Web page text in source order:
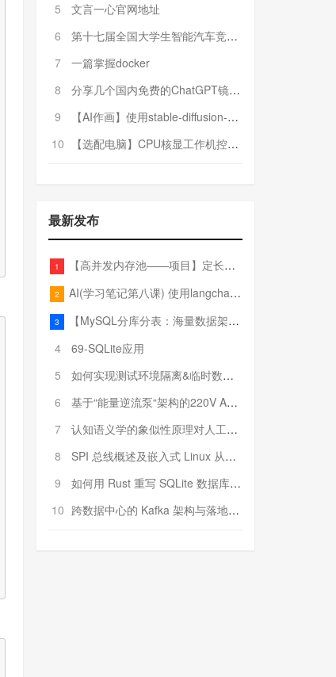
5
文言一心官网地址
6
第十七届全国大学生智能汽车竞赛全国总决赛参赛队伍奖项公告
7
一篇掌握docker
8
分享几个国内免费的ChatGPT镜像网址(亲测有效-4月25日更新)
9
【AI作画】使用stable-diffusion-webui搭建AI作画平台
10
【选配电脑】CPU核显工作机控制预算5000
最新发布
1 【高并发内存池——项目】定长内存池——开胃小菜
2 AI(学习笔记第八课) 使用langchain的embedding models
3
【MySQL分库分表：海量数据架构的终极解决方案】
4
69-SQLite应用
5
如何实现测试环境隔离&临时数据库（pytest+SQLite）
6
基于“能量逆流泵“架构的220V AC至20V DC 300W高效电源设计
7
认知语义学的象似性原理对人工智能自然语言处理深层语义分析的影响与启示
8
SPI 总线概述及嵌入式 Linux 从属 SPI 设备驱动程序开发（第二部分，实践）
9
如何用 Rust 重写 SQLite 数据库（二）:是否有市场空间？
10 跨数据中心的 Kafka 架构与落地实战